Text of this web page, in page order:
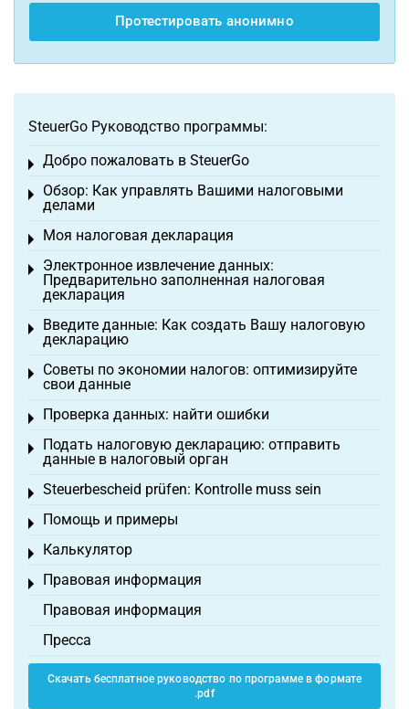
Протестировать анонимно
SteuerGo Руководство программы:
Добро пожаловать в SteuerGo
Toggle menu
Обзор: Как управлять Вашими налоговыми
делами
Toggle menu
Моя налоговая декларация
Toggle menu
Электронное извлечение данных:
Предварительно заполненная налоговая
декларация
Toggle menu
Введите данные: Как создать Вашу налоговую
декларацию
Toggle menu
Советы по экономии налогов: оптимизируйте
свои данные
Toggle menu
Проверка данных: найти ошибки
Toggle menu
Подать налоговую декларацию: отправить
данные в налоговый орган
Toggle menu
Steuerbescheid prüfen: Kontrolle muss sein
Toggle menu
Помощь и примеры
Toggle menu
Калькулятор
Toggle menu
Правовая информация
Toggle menu
Правовая информация
Пресса
Скачать бесплатное руководство по программе в формате
.pdf